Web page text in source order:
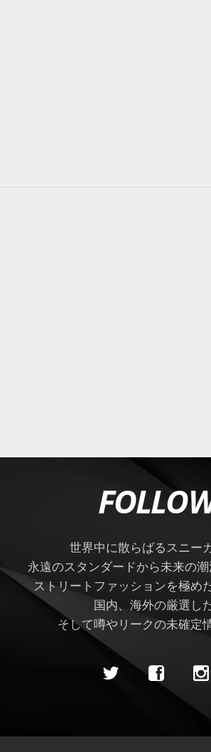
世界中に散らばるスニー
永遠のスタンダードから未来の
ストリートファッションを極め
国内、海外の厳選し
そして噂やリークの未確定